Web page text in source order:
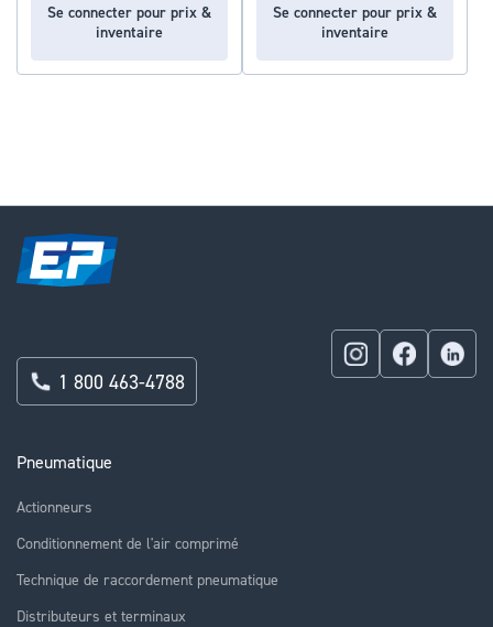
Se connecter pour prix &
inventaire
Se connecter pour prix &
inventaire
Pneumatique
Actionneurs
Conditionnement de l'air comprimé
Technique de raccordement pneumatique
Distributeurs et terminaux
1 800 463-4788